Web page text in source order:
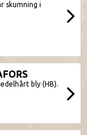
skumning i
bly (HB).